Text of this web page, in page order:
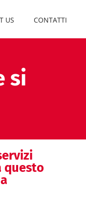
US CONTATTI
si
questo